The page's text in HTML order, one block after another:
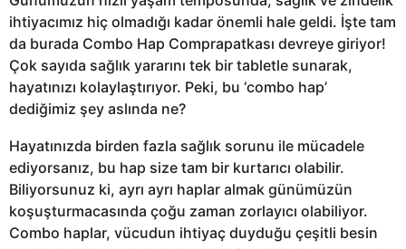
ihtiyacımız hiç olmadığı kadar önemli hale geldi. İşte tam
da burada Combo Hap Comprapatkası devreye giriyor!
Çok sayıda sağlık yararını tek bir tabletle sunarak,
hayatınızı kolaylaştırıyor. Peki, bu ‘combo hap’
dediğimiz şey aslında ne?
Hayatınızda birden fazla sağlık sorunu ile mücadele
ediyorsanız, bu hap size tam bir kurtarıcı olabilir.
Biliyorsunuz ki, ayrı ayrı haplar almak günümüzün
koşuşturmacasında çoğu zaman zorlayıcı olabiliyor.
Combo haplar, vücudun ihtiyaç duyduğu çeşitli besin